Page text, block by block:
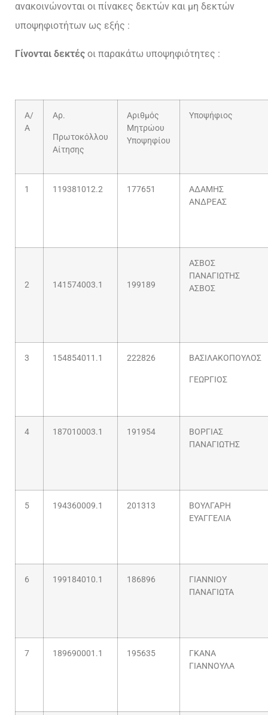
ανακοινώνονται οι πίνακες δεκτών και μη δεκτών
υποψηφιοτήτων ως εξής :
Γίνονται δεκτές οι παρακάτω υποψηφιότητες :
Α/
Α
Αρ.
Πρωτοκόλλου
Αίτησης
Αριθμός
Μητρώου
Υποψηφίου
Υποψήφιος
1 119381012.2 177651
ΑΔΑΜΗΣ
ΑΝΔΡΕΑΣ
2 141574003.1 199189
ΑΣΒΟΣ
ΠΑΝΑΓΙΩΤΗΣ
ΑΣΒΟΣ
3 154854011.1 222826 ΒΑΣΙΛΑΚΟΠΟΥΛΟΣ
ΓΕΩΡΓΙΟΣ
4 187010003.1 191954
ΒΟΡΓΙΑΣ
ΠΑΝΑΓΙΩΤΗΣ
5 194360009.1 201313
ΒΟΥΛΓΑΡΗ
ΕΥΑΓΓΕΛΙΑ
6 199184010.1 186896
ΓΙΑΝΝΙΟΥ
ΠΑΝΑΓΙΩΤΑ
7 189690001.1 195635
ΓΚΑΝΑ
ΓΙΑΝΝΟΥΛΑ